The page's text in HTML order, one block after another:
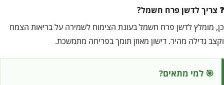
צריך לדשן פרח חשמל?
כן, מומלץ לדשן פרח חשמל בעונת הצימוח לשמירה על בריאות הצמח
וקצב גדילה מהיר. דישון מאוזן תומך בפריחה מתמשכת.
🎯 למי מתאים?